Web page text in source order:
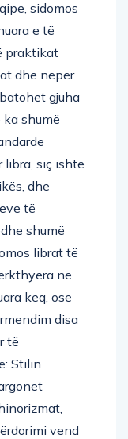
sidomos
e të
praktikat
dhe nëpër
gjuha
shumë
libra, siç ishte
dhe
të
shumë
librat të
në
keq, ose
disa
të
Stilin
vend